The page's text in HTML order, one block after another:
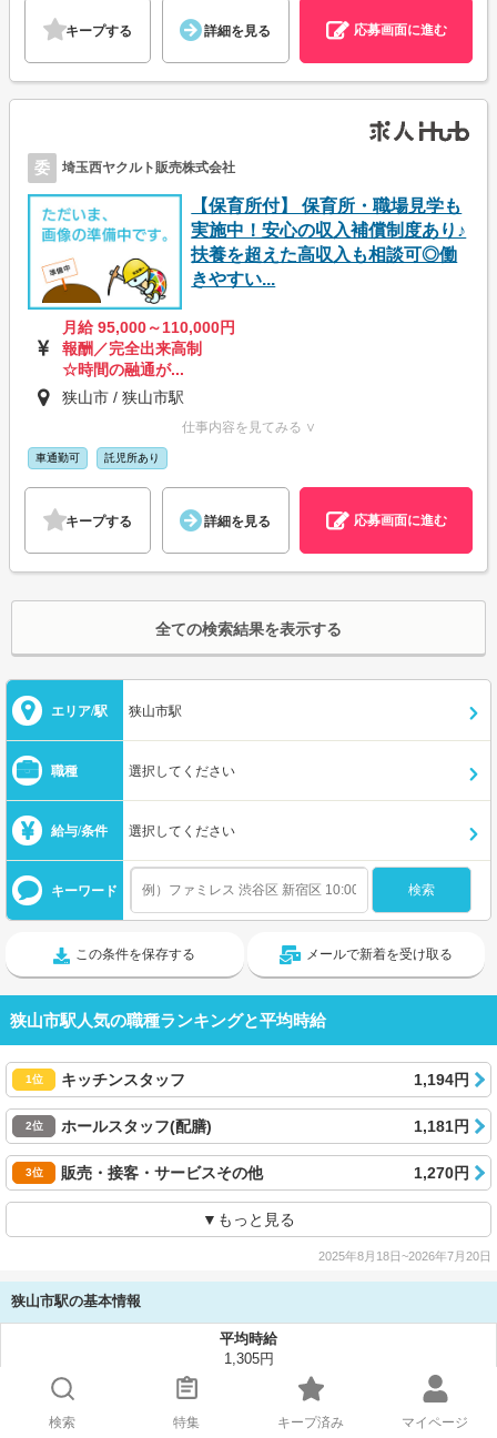
キープする 詳細を見る 応募画面に進む
委 埼玉西ヤクルト販売株式会社
【保育所付】 保育所・職場見学も
実施中！安心の収入補償制度あり♪
扶養を超えた高収入も相談可◎働
きやすい...
月給 95,000～110,000円
報酬／完全出来高制
☆時間の融通が...
狭山市 / 狭山市駅
仕事内容を見てみる ∨
車通勤可 託児所あり
キープする 詳細を見る 応募画面に進む
全ての検索結果を表示する
エリア/駅 狭山市駅
職種 選択してください
給与/条件 選択してください
キーワード
この条件を保存する メールで新着を受け取る
狭山市駅人気の職種ランキングと平均時給
1位 キッチンスタッフ 1,194円
2位 ホールスタッフ(配膳) 1,181円
3位 販売・接客・サービスその他 1,270円
▼もっと見る
2025年8月18日~2026年7月20日
狭山市駅の基本情報
平均時給
1,305円
30日以内の新着求人数
検索 特集 キープ済み マイページ